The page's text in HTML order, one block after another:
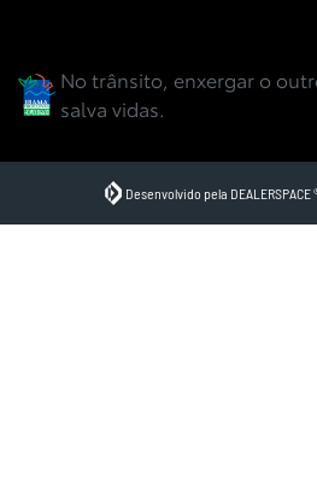
No trânsito, enxergar o
salva vidas.
Desenvolvido pela